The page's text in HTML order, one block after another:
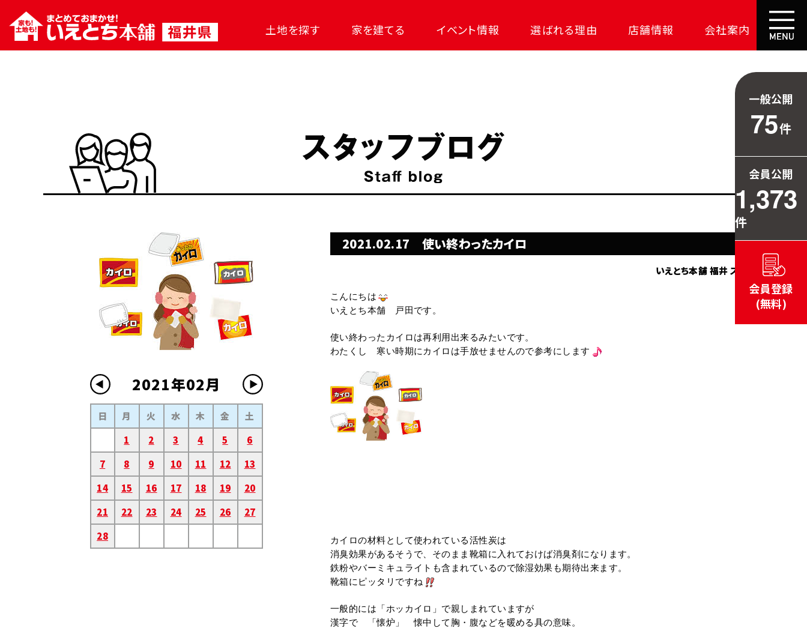
土地を探す 家を建てる イベント情報 選ばれる理由
大成功の土地探し
店舗情報 会社案内
2021年02月
日 月 火 水 木 金
土
1
2 3 4 5
6
7
8 9 10 11 12
13
14
15 16 17 18 19
20
21
22 23 24 25 26
27
28
2021.02.17 使い終わったカイロ
いえとち本舗 福井 スタッフ
こんにちは
いえとち本舗 戸田です。
使い終わったカイロは再利用出来るみたいです。
わたくし 寒い時期にカイロは手放せませんので参考にします
カイロの材料として使われている活性炭は
消臭効果があるそうで、そのまま靴箱に入れておけば消臭剤になります。
鉄粉やバーミキュライトも含まれているので除湿効果も期待出来ます。
靴箱にピッタリですね
一般的には「ホッカイロ」で親しまれていますが
漢字で 「懐炉」 懐中して胸・腹などを暖める具の意味。
一般公開
75件
会員公開
1,373
件
会員登録
(無料)